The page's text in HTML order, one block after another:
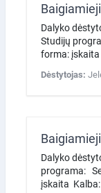
Dalyko
Studijų
forma:
Dėstytojas:
Dalyko
programa:
įskaita